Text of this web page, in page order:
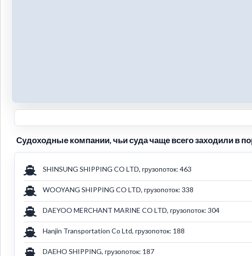
Судоходные компании, чьи суда чаще всего заходили в
SHINSUNG SHIPPING CO LTD, грузопоток: 463
WOOYANG SHIPPING CO LTD, грузопоток: 338
DAEYOO MERCHANT MARINE CO LTD, грузопоток: 304
Hanjin Transportation Co Ltd, грузопоток: 188
DAEHO SHIPPING, грузопоток: 187